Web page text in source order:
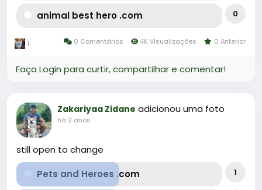
animal best hero .com 0
1 0 Comentários 4K Visualizações 0 Anterior
Faça Login para curtir, compartilhar e comentar!
Zakariyaa Zidane adicionou uma foto
há 2 anos
still open to change
Pets and Heroes .com
1